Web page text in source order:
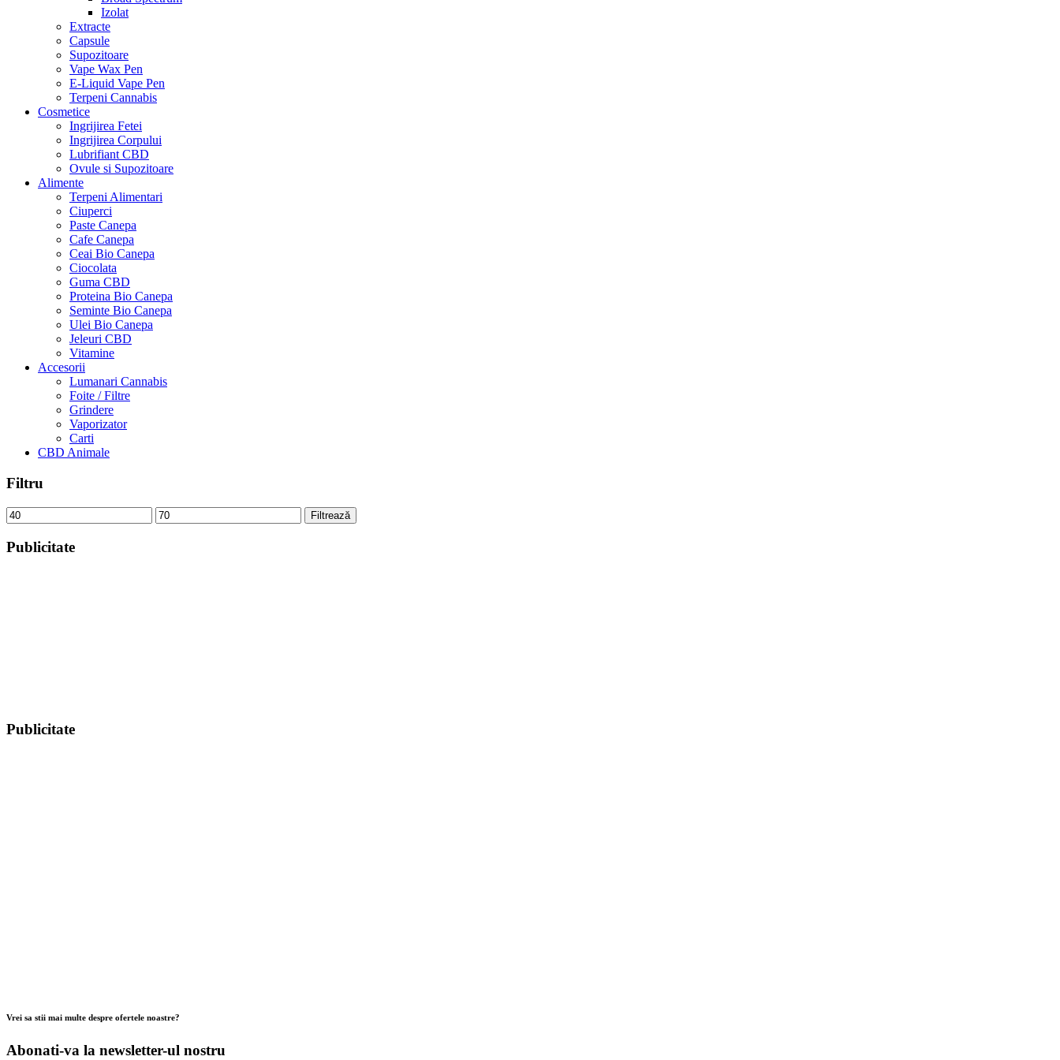
Izolat
Extracte
Capsule
Supozitoare
Vape Wax Pen
E-Liquid Vape Pen
Terpeni Cannabis
Cosmetice
Ingrijirea Fetei
Ingrijirea Corpului
Lubrifiant CBD
Ovule si Supozitoare
Alimente
Terpeni Alimentari
Ciuperci
Paste Canepa
Cafe Canepa
Ceai Bio Canepa
Ciocolata
Guma CBD
Proteina Bio Canepa
Seminte Bio Canepa
Ulei Bio Canepa
Jeleuri CBD
Vitamine
Accesorii
Lumanari Cannabis
Foite / Filtre
Grindere
Vaporizator
Carti
CBD Animale
Filtru
Preț
minim
Preț
maxim
Filtrează
Publicitate
Publicitate
Vrei sa stii mai multe despre ofertele noastre?
Abonati-va la newsletter-ul nostru